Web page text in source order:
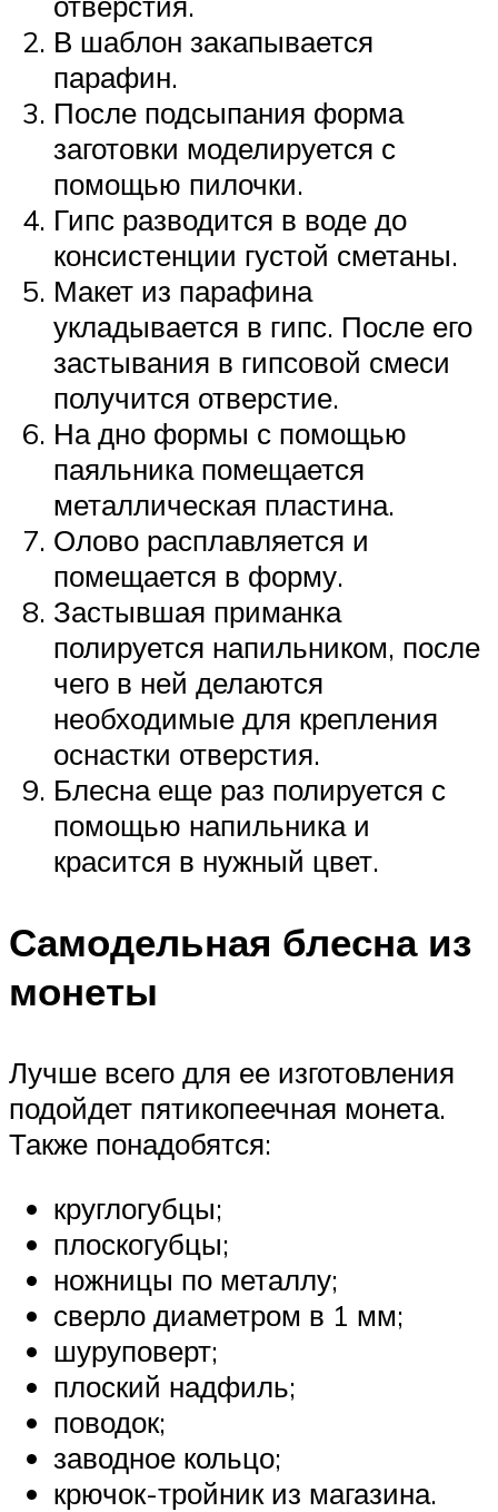
В шаблон закапывается
парафин.
После подсыпания форма
заготовки моделируется с
помощью пилочки.
Гипс разводится в воде до
консистенции густой сметаны.
Макет из парафина
укладывается в гипс. После его
застывания в гипсовой смеси
получится отверстие.
На дно формы с помощью
паяльника помещается
металлическая пластина.
Олово расплавляется и
помещается в форму.
Застывшая приманка
полируется напильником, после
чего в ней делаются
необходимые для крепления
оснастки отверстия.
Блесна еще раз полируется с
помощью напильника и
красится в нужный цвет.
Самодельная блесна из
монеты
Лучше всего для ее изготовления
подойдет пятикопеечная монета.
Также понадобятся:
круглогубцы;
плоскогубцы;
ножницы по металлу;
сверло диаметром в 1 мм;
шуруповерт;
плоский надфиль;
поводок;
заводное кольцо;
крючок-тройник из магазина.